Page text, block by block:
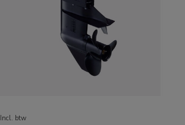
Incl. btw